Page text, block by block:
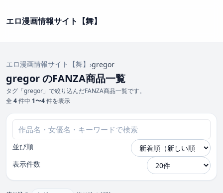
エロ漫画情報サイト【舞】
エロ漫画情報サイト【舞】 ›gregor
gregor のFANZA商品一覧
タグ「gregor」で絞り込んだFANZA商品一覧です。
全 4件中 1〜4件を表示
並び順
表示件数